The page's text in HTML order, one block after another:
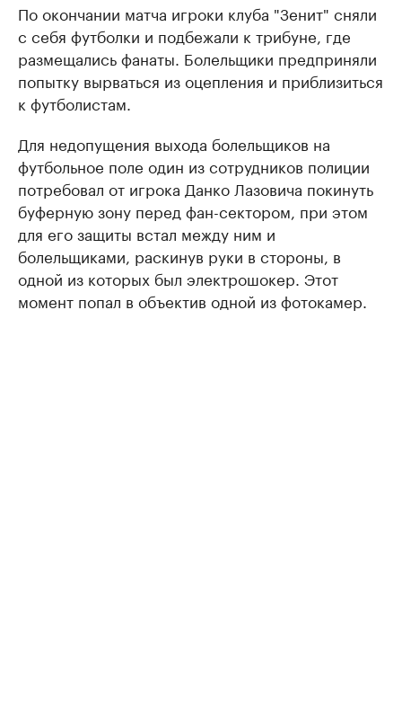
По окончании матча игроки клуба "Зенит" сняли
с себя футболки и подбежали к трибуне, где
размещались фанаты. Болельщики предприняли
попытку вырваться из оцепления и приблизиться
к футболистам.
Для недопущения выхода болельщиков на
футбольное поле один из сотрудников полиции
потребовал от игрока Данко Лазовича покинуть
буферную зону перед фан-сектором, при этом
для его защиты встал между ним и
болельщиками, раскинув руки в стороны, в
одной из которых был электрошокер. Этот
момент попал в объектив одной из фотокамер.